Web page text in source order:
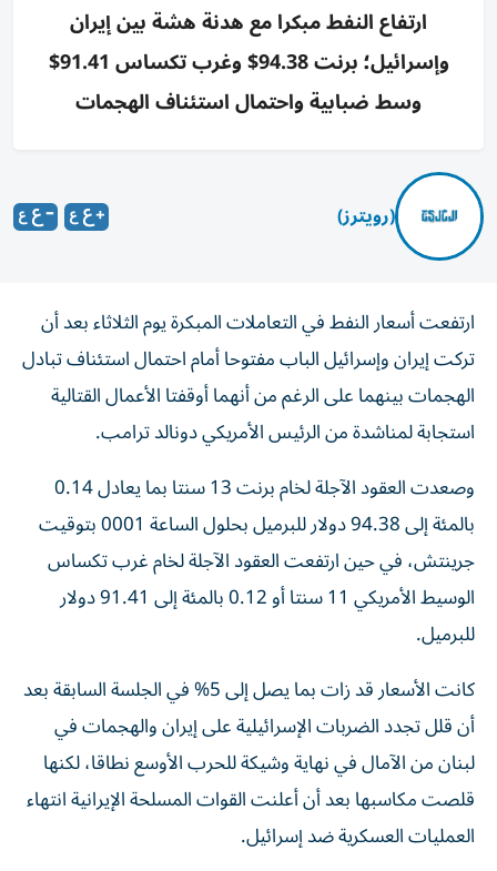
ارتفاع النفط مبكرا مع هدنة هشة بين إيران
وإسرائيل؛ برنت 94.38$ وغرب تكساس 91.41$
وسط ضبابية واحتمال استئناف الهجمات
(رويترز)
ارتفعت أسعار النفط في التعاملات المبكرة يوم الثلاثاء بعد أن
تركت ‌إيران وإسرائيل الباب مفتوحا أمام احتمال استئناف تبادل
​الهجمات ⁠بينهما على الرغم من أنهما أوقفتا ‌الأعمال القتالية
استجابة ‌لمناشدة من الرئيس الأمريكي دونالد ترامب.
وصعدت العقود الآجلة لخام برنت 13 سنتا بما ‌يعادل 0.14
بالمئة إلى 94.38 دولار للبرميل بحلول ⁠الساعة 0001 بتوقيت
جرينتش، في حين ارتفعت العقود الآجلة لخام غرب تكساس
الوسيط الأمريكي 11 سنتا أو 0.12 بالمئة إلى 91.41 دولار
للبرميل.
كانت الأسعار قد زات بما ​يصل إلى 5% في الجلسة السابقة بعد
‌أن قلل تجدد الضربات الإسرائيلية على إيران والهجمات في
لبنان من الآمال في ⁠نهاية وشيكة للحرب الأوسع نطاقا، لكنها
قلصت مكاسبها بعد أن أعلنت القوات المسلحة الإيرانية انتهاء
العمليات ​العسكرية ضد ‌إسرائيل.